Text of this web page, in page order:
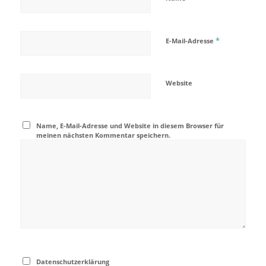
E-Mail-Adresse *
Website
Name, E-Mail-Adresse und Website in diesem Browser für
meinen nächsten Kommentar speichern.
Datenschutzerklärung